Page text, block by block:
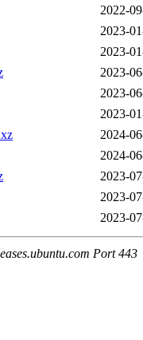
2022-
2023-
2023-
2023-
2023-
2023-
2024-
2024-
2023-
2023-
2023-
Port 443